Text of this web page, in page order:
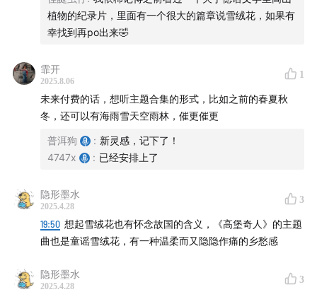
而且，我也希望在做自己想做的内容，同时也能准备好去
上，我觉得我个人有些自负，因此，这对我们会是一次学
习与直观领受另一个维度经验的过程。
目，这种骄傲绝不是高高在上的，而是我们都试图用自己
内心的初衷去面对数据、面对市场、面对不好的评论，我
们推出付费的节目，也不会减损这种骄傲的，这个节目的
初心不会有动摇和改变。而且我总是觉得年轻的时候当然
什么事都做得很艰难，未来说不定会有如鱼得水的可能，
我们也会尽己所能在各种意义上提升这档节目的质量。很
感谢大家一直以来的陪伴和收听。
植物的纪录片，里面有一个很大的篇章说雪绒花，如果有
幸找到再po出来🤣
霏开
2025.8.06
1
未来付费的话，想听主题合集的形式，比如之前的春夏秋
冬，还可以有海雨雪天空雨林，催更催更
普洱狗 : 新灵感，记下了！
4747x
: 已经安排上了
隐形墨水
2025.4.28
3
19:50 想起雪绒花也有怀念故国的含义，《高堡奇人》的主题
曲也是童谣雪绒花，有一种温柔而又隐隐作痛的乡愁感
隐形墨水
2025.4.28
3